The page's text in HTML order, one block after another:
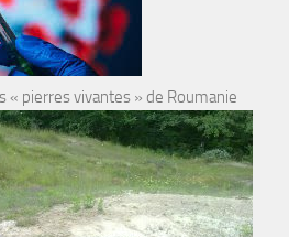
« pierres vivantes » de Roumanie